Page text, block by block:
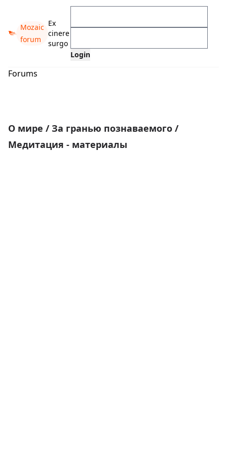
Mozaic
forum
Ex
cinere
surgo
Forums
О мире / За гранью познаваемого /
Медитация - материалы